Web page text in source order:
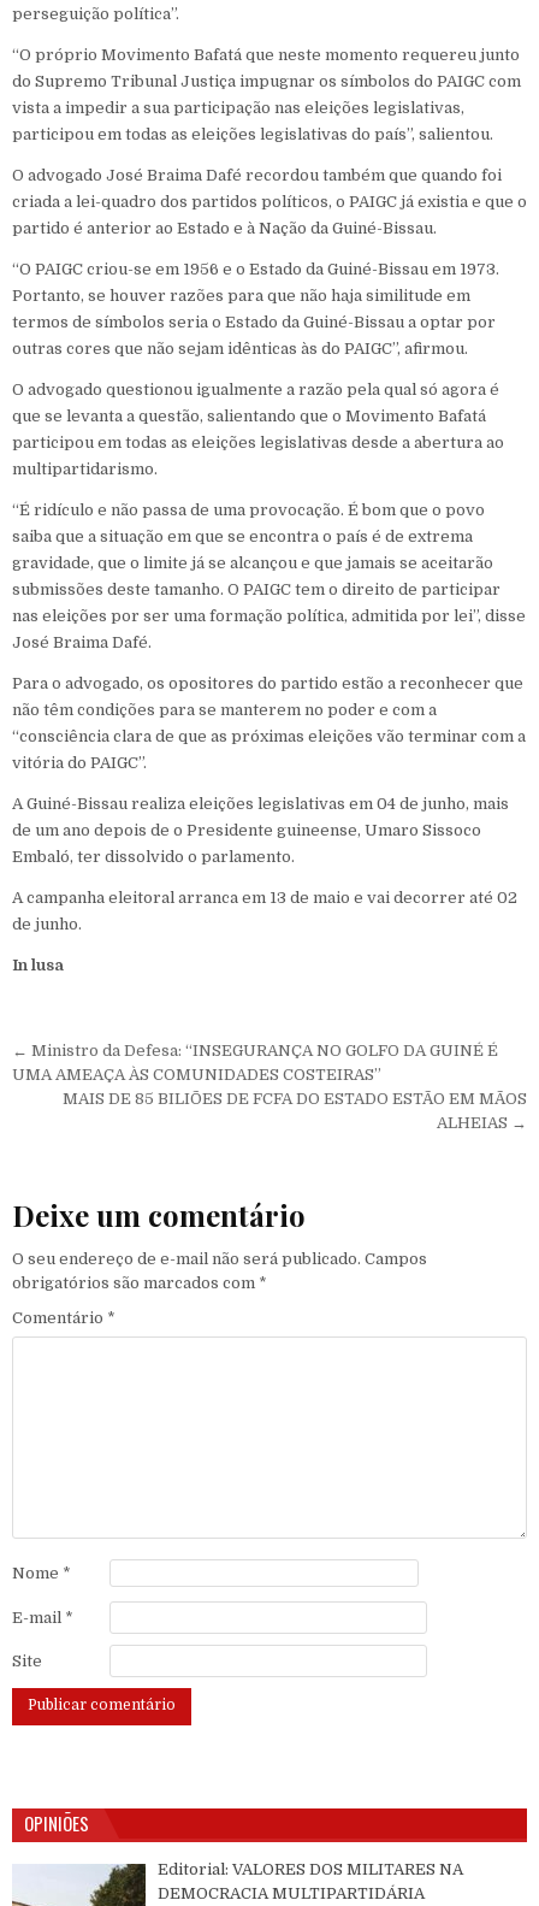
perseguição política”.
“O próprio Movimento Bafatá que neste momento requereu junto
do Supremo Tribunal Justiça impugnar os símbolos do PAIGC com
vista a impedir a sua participação nas eleições legislativas,
participou em todas as eleições legislativas do país”, salientou.
O advogado José Braima Dafé recordou também que quando foi
criada a lei-quadro dos partidos políticos, o PAIGC já existia e que o
partido é anterior ao Estado e à Nação da Guiné-Bissau.
“O PAIGC criou-se em 1956 e o Estado da Guiné-Bissau em 1973.
Portanto, se houver razões para que não haja similitude em
termos de símbolos seria o Estado da Guiné-Bissau a optar por
outras cores que não sejam idênticas às do PAIGC”, afirmou.
O advogado questionou igualmente a razão pela qual só agora é
que se levanta a questão, salientando que o Movimento Bafatá
participou em todas as eleições legislativas desde a abertura ao
multipartidarismo.
“É ridículo e não passa de uma provocação. É bom que o povo
saiba que a situação em que se encontra o país é de extrema
gravidade, que o limite já se alcançou e que jamais se aceitarão
submissões deste tamanho. O PAIGC tem o direito de participar
nas eleições por ser uma formação política, admitida por lei”, disse
José Braima Dafé.
Para o advogado, os opositores do partido estão a reconhecer que
não têm condições para se manterem no poder e com a
“consciência clara de que as próximas eleições vão terminar com a
vitória do PAIGC”.
A Guiné-Bissau realiza eleições legislativas em 04 de junho, mais
de um ano depois de o Presidente guineense, Umaro Sissoco
Embaló, ter dissolvido o parlamento.
A campanha eleitoral arranca em 13 de maio e vai decorrer até 02
de junho.
In lusa
Navegação de Post
← Ministro da Defesa: “INSEGURANÇA NO GOLFO DA GUINÉ É
UMA AMEAÇA ÀS COMUNIDADES COSTEIRAS”
MAIS DE 85 BILIÕES DE FCFA DO ESTADO ESTÃO EM MÃOS
ALHEIAS →
Deixe um comentário
O seu endereço de e-mail não será publicado. Campos
obrigatórios são marcados com *
Comentário *
Nome *
E-mail *
Site
OPINIÕES
Editorial: VALORES DOS MILITARES NA
DEMOCRACIA MULTIPARTIDÁRIA